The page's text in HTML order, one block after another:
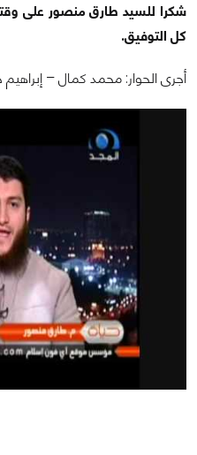
شكرا للسيد طارق منصور على وقته
كل التوفيق.
أجرى الحوار: محمد كمال –